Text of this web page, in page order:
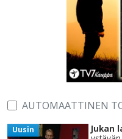
AUTOMAATTINEN
Uusin Jukan